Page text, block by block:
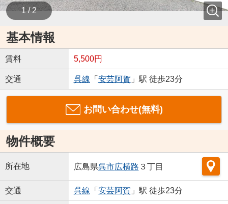
1 / 2
基本情報
賃料 5,500円
交通 呉線 「 安芸阿賀 」駅 徒歩23分
お問い合わせ(無料)
物件概要
所在地 広島県呉市広横路 ３丁目
交通 呉線 「 安芸阿賀 」駅 徒歩23分